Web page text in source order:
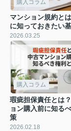
購入コラム
マンション規約と
に知っておきたい
2026.03.25
購入コラム
瑕疵担保責任とは
ョン購入前に知る
策
2026.02.18